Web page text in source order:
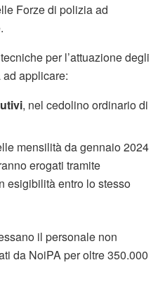
Forze di polizia ad
per l’attuazione degli
applicare:
, nel cedolino ordinario di
mensilità da gennaio 2024
erogati tramite
esigibilità entro lo stesso
il personale non
da NoiPA per oltre 350.000